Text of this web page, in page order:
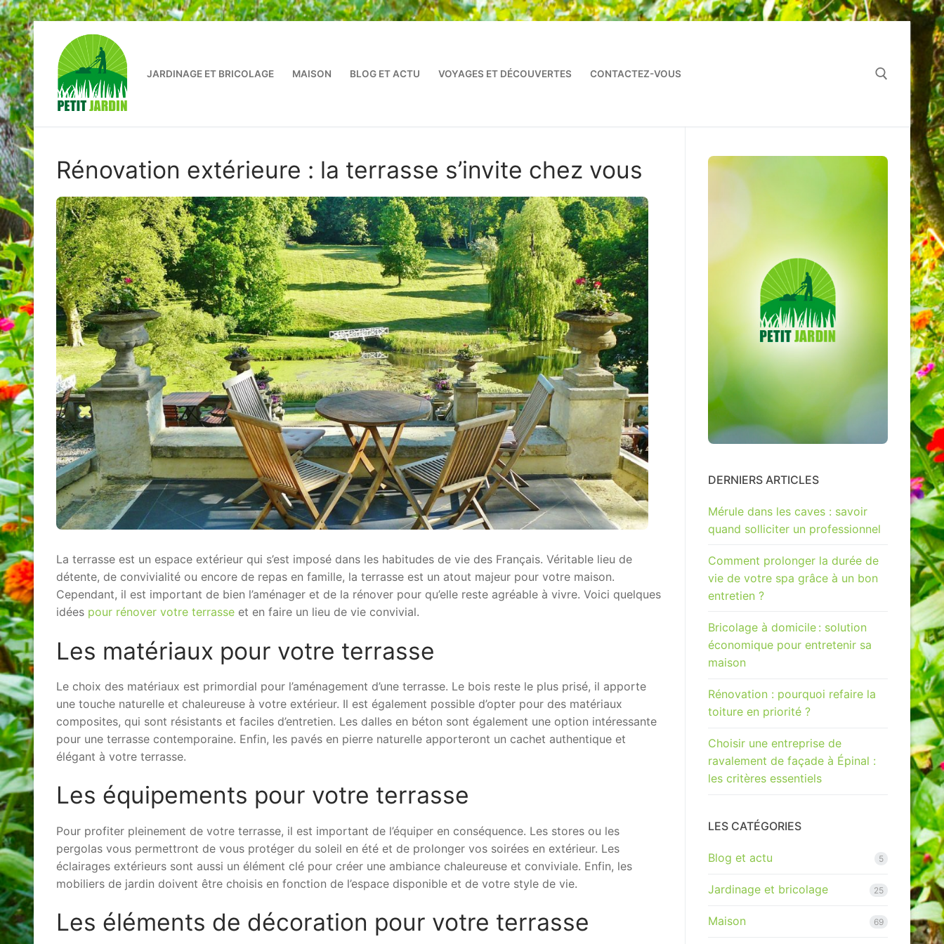
Aller
au
contenu
JARDINAGE ET BRICOLAGE MAISON BLOG ET ACTU VOYAGES ET DÉCOUVERTES CONTACTEZ-VOUS
Rénovation extérieure : la terrasse s’invite chez vous
La terrasse est un espace extérieur qui s’est imposé dans les habitudes de vie des Français. Véritable lieu de
détente, de convivialité ou encore de repas en famille, la terrasse est un atout majeur pour votre maison.
Cependant, il est important de bien l’aménager et de la rénover pour qu’elle reste agréable à vivre. Voici quelques
idées pour rénover votre terrasse et en faire un lieu de vie convivial.
Les matériaux pour votre terrasse
Le choix des matériaux est primordial pour l’aménagement d’une terrasse. Le bois reste le plus prisé, il apporte
une touche naturelle et chaleureuse à votre extérieur. Il est également possible d’opter pour des matériaux
composites, qui sont résistants et faciles d’entretien. Les dalles en béton sont également une option intéressante
pour une terrasse contemporaine. Enfin, les pavés en pierre naturelle apporteront un cachet authentique et
élégant à votre terrasse.
Les équipements pour votre terrasse
Pour profiter pleinement de votre terrasse, il est important de l’équiper en conséquence. Les stores ou les
pergolas vous permettront de vous protéger du soleil en été et de prolonger vos soirées en extérieur. Les
éclairages extérieurs sont aussi un élément clé pour créer une ambiance chaleureuse et conviviale. Enfin, les
mobiliers de jardin doivent être choisis en fonction de l’espace disponible et de votre style de vie.
Les éléments de décoration pour votre terrasse
DERNIERS ARTICLES
Mérule dans les caves : savoir
quand solliciter un professionnel
Comment prolonger la durée de
vie de votre spa grâce à un bon
entretien ?
Bricolage à domicile : solution
économique pour entretenir sa
maison
Rénovation : pourquoi refaire la
toiture en priorité ?
Choisir une entreprise de
ravalement de façade à Épinal :
les critères essentiels
LES CATÉGORIES
Blog et actu 5
Jardinage et bricolage 25
Maison 69